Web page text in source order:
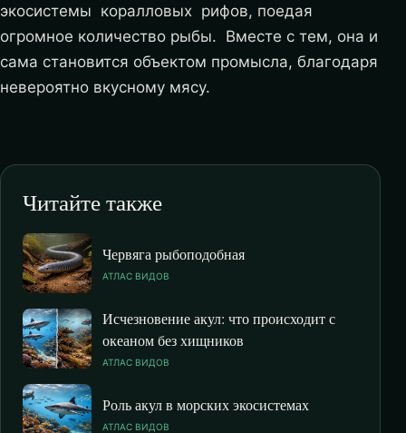
экосистемы коралловых рифов, поедая
огромное количество рыбы. Вместе с тем, она и
сама становится объектом промысла, благодаря
невероятно вкусному мясу.
Читайте также
Червяга рыбоподобная
АТЛАС ВИДОВ
Исчезновение акул: что происходит с
океаном без хищников
АТЛАС ВИДОВ
Роль акул в морских экосистемах
АТЛАС ВИДОВ